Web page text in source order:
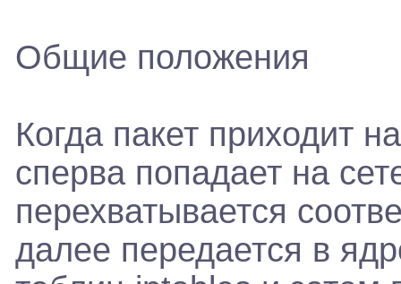
Общие положения
Когда пакет приходит
сперва попадает на
перехватывается
далее передается в